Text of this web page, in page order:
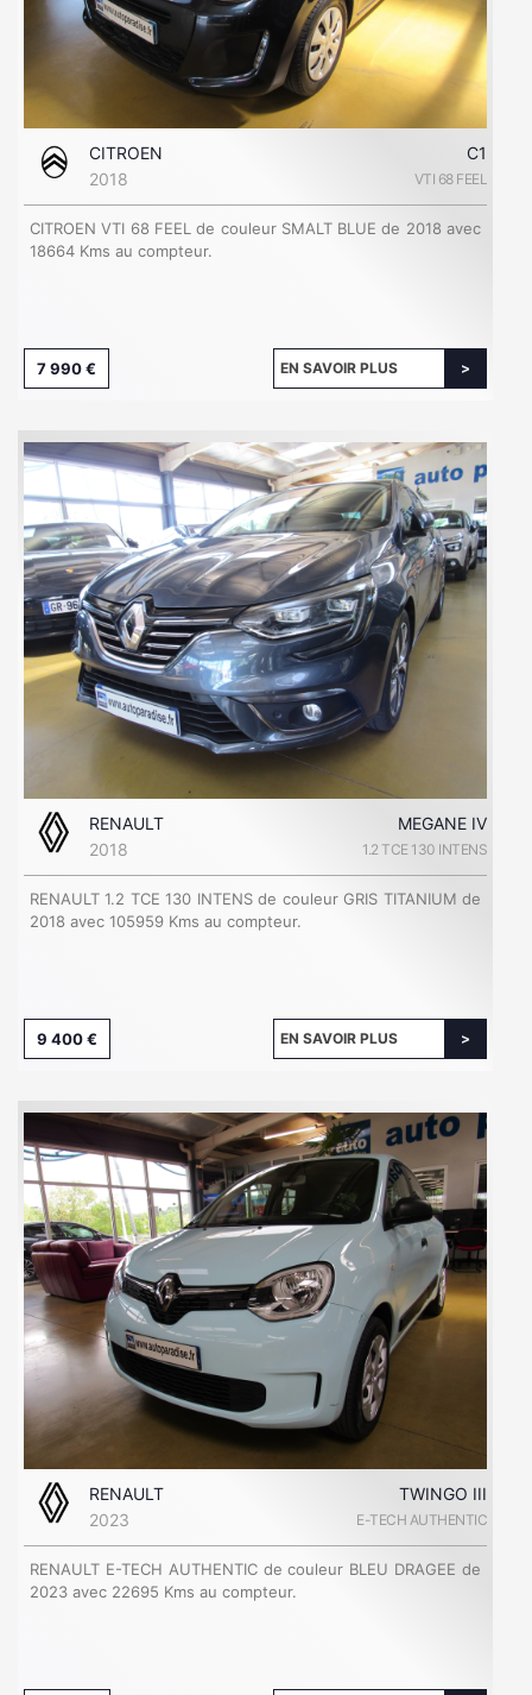
CITROEN
C1
2018
VTI 68 FEEL
CITROEN VTI 68 FEEL de couleur SMALT BLUE de 2018 avec
18664 Kms au compteur.
7 990 € EN SAVOIR PLUS
RENAULT
MEGANE IV
2018
1.2 TCE 130 INTENS
RENAULT 1.2 TCE 130 INTENS de couleur GRIS TITANIUM de
2018 avec 105959 Kms au compteur.
9 400 € EN SAVOIR PLUS
RENAULT
TWINGO III
2023
E-TECH AUTHENTIC
RENAULT E-TECH AUTHENTIC de couleur BLEU DRAGEE de
2023 avec 22695 Kms au compteur.